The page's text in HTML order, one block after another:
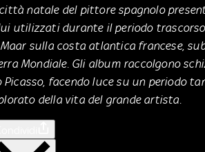
città natale del pittore spagnolo
utilizzati durante il periodo
sulla costa atlantica francese,
Mondiale. Gli album raccolgono
Picasso, facendo luce su un periodo
della vita del grande artista.